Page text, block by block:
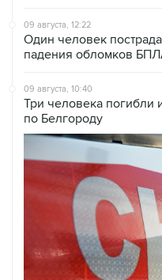
09 августа, 12:22
Один человек
падения обломков
09 августа, 10:40
Три человека
по Белгороду